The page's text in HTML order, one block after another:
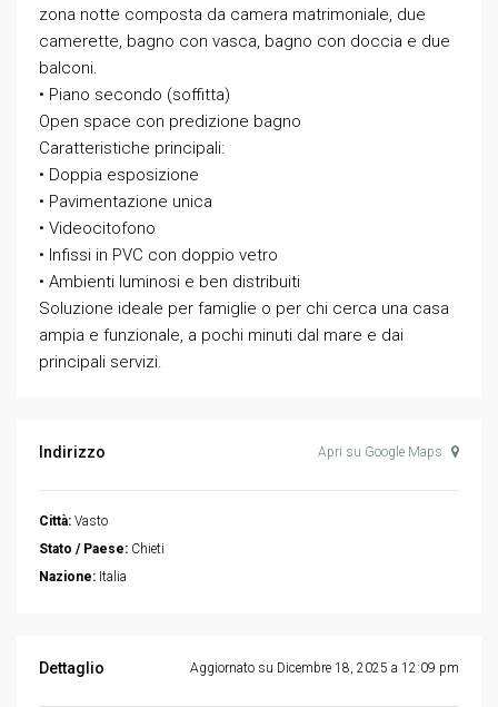
zona notte composta da camera matrimoniale, due
camerette, bagno con vasca, bagno con doccia e due
balconi.
• Piano secondo (soffitta)
Open space con predizione bagno
Caratteristiche principali:
• Doppia esposizione
• Pavimentazione unica
• Videocitofono
• Infissi in PVC con doppio vetro
• Ambienti luminosi e ben distribuiti
Soluzione ideale per famiglie o per chi cerca una casa
ampia e funzionale, a pochi minuti dal mare e dai
principali servizi.
Indirizzo Apri su Google Maps
Città: Vasto
Stato / Paese: Chieti
Nazione: Italia
Dettaglio Aggiornato su Dicembre 18, 2025 a 12:09 pm